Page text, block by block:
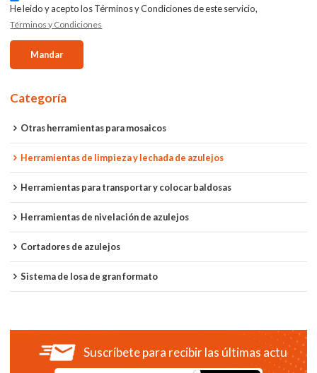
He leido y acepto los Términos y Condiciones de este servicio,
Términos y Condiciones
Mandar
Categoría
Otras herramientas para mosaicos
Herramientas de limpieza y lechada de azulejos
Herramientas para transportar y colocar baldosas
Herramientas de nivelación de azulejos
Cortadores de azulejos
Sistema de losa de gran formato
Suscríbete para recibir las últimas